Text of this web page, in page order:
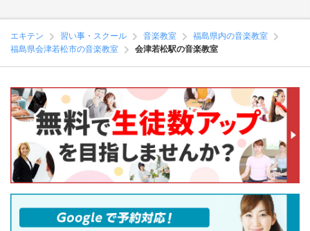
エキテン 習い事・スクール 音楽教室
福島県内の音楽教室
福島県会津若松市の音楽教室
会津若松駅の音楽教室